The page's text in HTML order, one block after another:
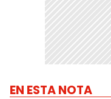
EN ESTA NOTA